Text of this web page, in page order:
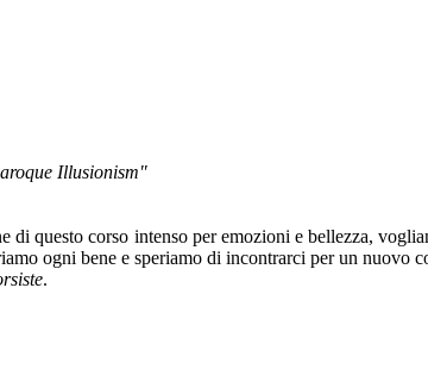
Illusionism"
di questo corso intenso per emozioni e bellezza,
ogni bene e speriamo di incontrarci per un nuovo
.